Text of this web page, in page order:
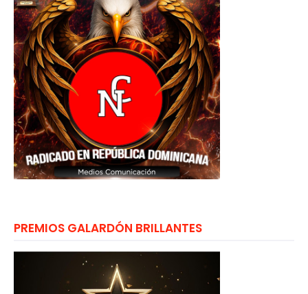
PREMIOS GALARDÓN BRILLANTES